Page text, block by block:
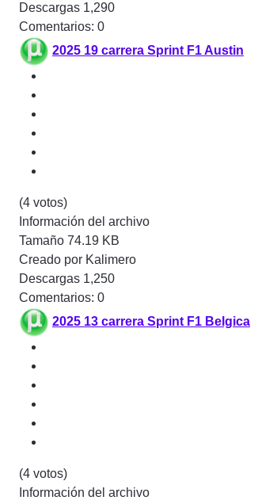
Descargas 1,290
Comentarios: 0
2025 19 carrera Sprint F1 Austin
(4 votos)
Información del archivo
Tamaño 74.19 KB
Creado por Kalimero
Descargas 1,250
Comentarios: 0
2025 13 carrera Sprint F1 Belgica
(4 votos)
Información del archivo